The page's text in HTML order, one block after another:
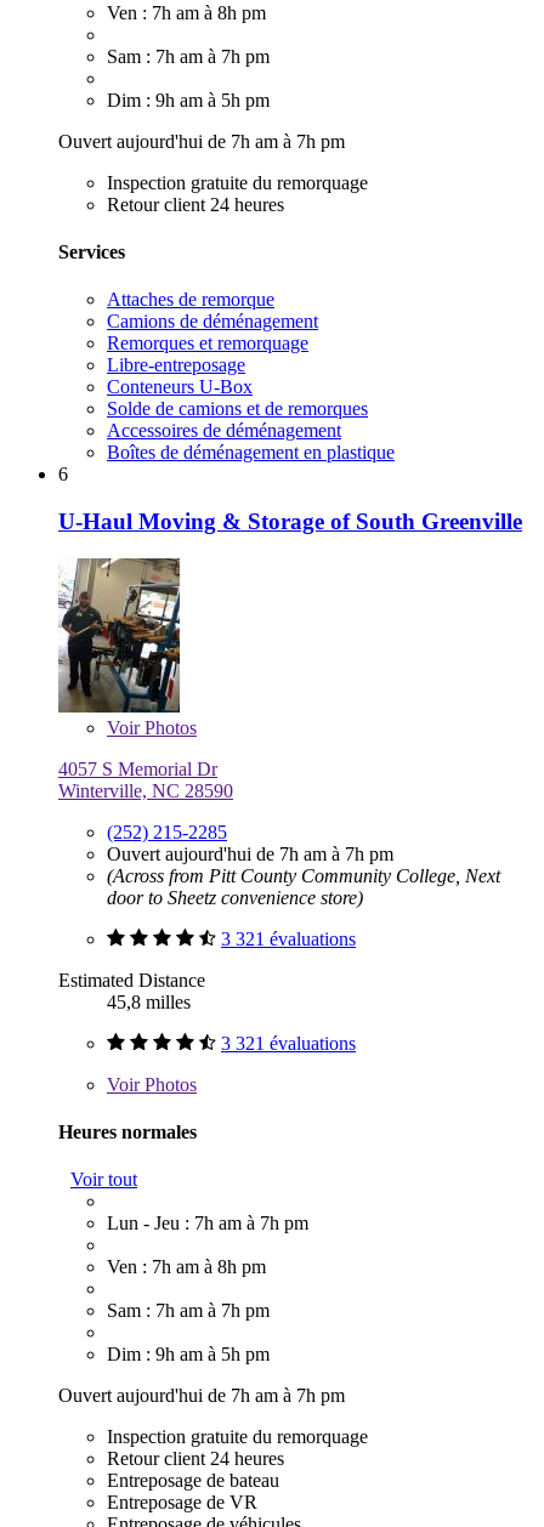
Ven : 7h am à 8h pm
Sam : 7h am à 7h pm
Dim : 9h am à 5h pm
Ouvert aujourd'hui de 7h am à 7h pm
Inspection gratuite du remorquage
Retour client 24 heures
Services
Attaches de remorque
Camions de déménagement
Remorques et remorquage
Libre-entreposage
Conteneurs U-Box
Solde de camions et de remorques
Accessoires de déménagement
Boîtes de déménagement en plastique
6
U-Haul Moving & Storage of South Greenville
VoirPhotos
4057 S Memorial Dr
Winterville, NC 28590
(252) 215-2285
Ouvert aujourd'hui de 7h am à 7h pm
(Across from Pitt County Community College, Next
door to Sheetz convenience store)
3 321 évaluations
Estimated Distance
45,8 milles
3 321 évaluations
VoirPhotos
Heures normales
Voir tout
Lun - Jeu : 7h am à 7h pm
Ven : 7h am à 8h pm
Sam : 7h am à 7h pm
Dim : 9h am à 5h pm
Ouvert aujourd'hui de 7h am à 7h pm
Inspection gratuite du remorquage
Retour client 24 heures
Entreposage de bateau
Entreposage de VR